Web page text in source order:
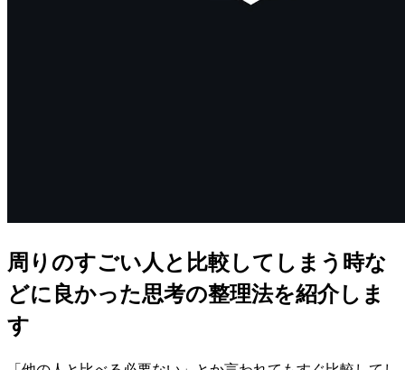
周りのすごい人と比較してしまう時な
どに良かった思考の整理法を紹介しま
す